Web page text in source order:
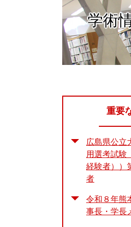
学術
重要
広島県公立
用選考試験
経験者））
者
令和８年熊
事長・学長